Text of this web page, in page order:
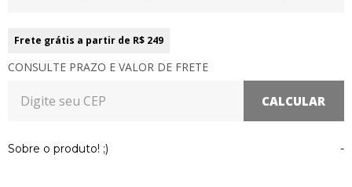
Frete grátis a partir de R$ 249
CONSULTE PRAZO E VALOR DE FRETE
Sobre o produto! ;) -